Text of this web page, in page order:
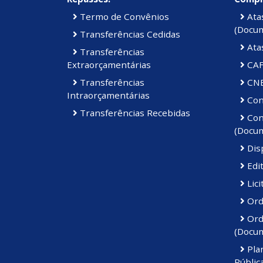
Termo de Convênios
Transferências Cedidas
Transferências
Extraorçamentárias
Transferências
Intraorçamentárias
Transferências Recebidas